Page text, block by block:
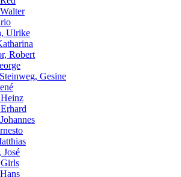
Ulrike
Robert
Gesine
José